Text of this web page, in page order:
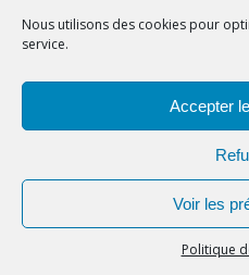
Nous utilisons des cookies pour
service.
Accepter
Voir les
Politique
Recevez
(c) Carnets Nordiques - 2023